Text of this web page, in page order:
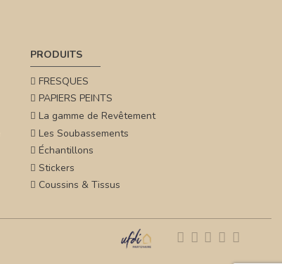
PRODUITS
FRESQUES
PAPIERS PEINTS
La gamme de Revêtement
Les Soubassements
Échantillons
Stickers
Coussins & Tissus